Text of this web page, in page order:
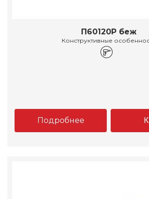
П60120Р беж
Конструктивные
Подробнее